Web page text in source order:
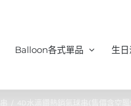
Balloon各式單品 生
4D水滴鑽熱銷氣球串(售價含空飄